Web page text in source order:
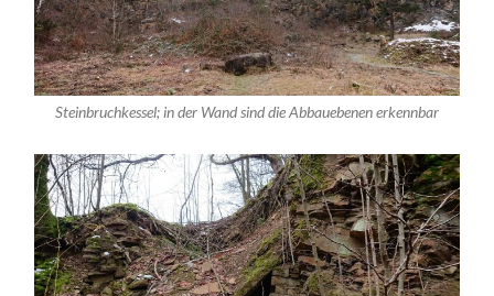
Steinbruchkessel; in der Wand sind die Abbauebenen erkennbar